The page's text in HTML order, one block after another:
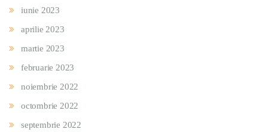
iunie 2023
aprilie 2023
martie 2023
februarie 2023
noiembrie 2022
octombrie 2022
septembrie 2022